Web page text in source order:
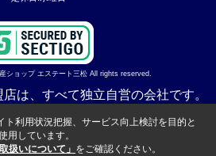
ショップ エステート三松 All rights reserved.
は、すべて独立自営の会社です。
ト利用状況把握、サービス向上検討を目的と
用しています。
扱いについて」 をご確認ください。